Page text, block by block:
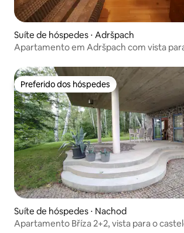
Suíte de hóspedes ⋅ Adršpach
Apartamento em Adršpach com vista
Preferido dos hóspedes
Preferido dos hóspedes
Suíte de hóspedes ⋅ Nachod
Apartamento Bříza 2+2, vista para o